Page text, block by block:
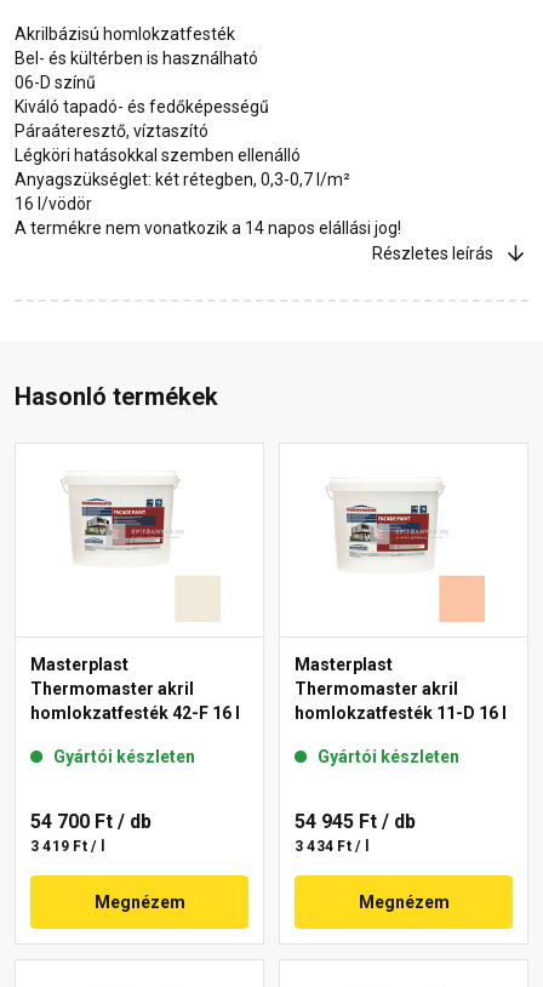
Akrilbázisú homlokzatfesték
Bel- és kültérben is használható
06-D színű
Kiváló tapadó- és fedőképességű
Páraáteresztő, víztaszító
Légköri hatásokkal szemben ellenálló
Anyagszükséglet: két rétegben, 0,3-0,7 l/m²
16 l/vödör
A termékre nem vonatkozik a 14 napos elállási jog!
Részletes leírás
Hasonló termékek
Masterplast
Thermomaster akril
homlokzatfesték 42-F 16 l
Gyártói készleten
54 700 Ft / db
3 419 Ft / l
Megnézem
Masterplast
Thermomaster akril
homlokzatfesték 11-D 16 l
Gyártói készleten
54 945 Ft / db
3 434 Ft / l
Megnézem